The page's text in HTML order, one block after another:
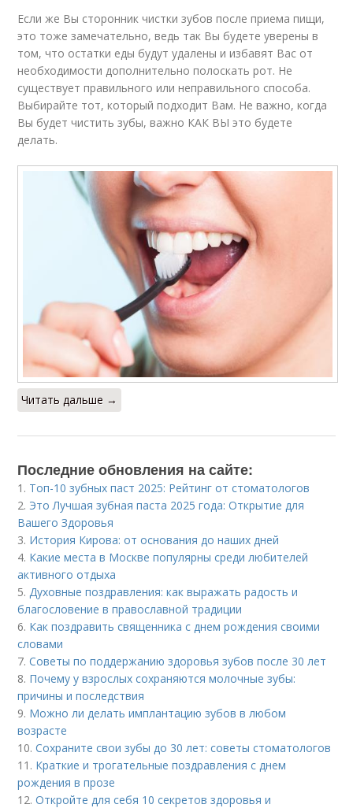
Если же Вы сторонник чистки зубов после приема пищи,
это тоже замечательно, ведь так Вы будете уверены в
том, что остатки еды будут удалены и избавят Вас от
необходимости дополнительно полоскать рот. Не
существует правильного или неправильного способа.
Выбирайте тот, который подходит Вам. Не важно, когда
Вы будет чистить зубы, важно КАК ВЫ это будете
делать.
Читать дальше →
Последние обновления на сайте:
1. Топ-10 зубных паст 2025: Рейтинг от стоматологов
2. Это Лучшая зубная паста 2025 года: Открытие для
Вашего Здоровья
3. История Кирова: от основания до наших дней
4. Какие места в Москве популярны среди любителей
активного отдыха
5. Духовные поздравления: как выражать радость и
благословение в православной традиции
6. Как поздравить священника с днем рождения своими
словами
7.Советы по поддержанию здоровья зубов после 30 лет
8. Почему у взрослых сохраняются молочные зубы:
причины и последствия
9. Можно ли делать имплантацию зубов в любом
возрасте
10.Сохраните свои зубы до 30 лет: советы стоматологов
11. Краткие и трогательные поздравления с днем
рождения в прозе
12.Откройте для себя 10 секретов здоровья и